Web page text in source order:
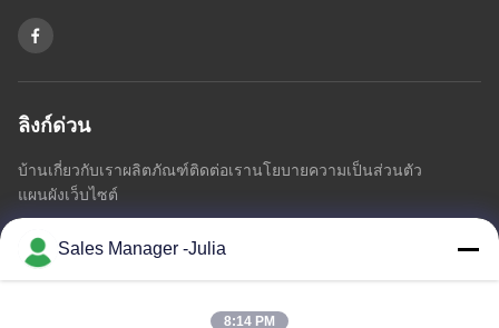
ลิงก์ด่วน
บ้านเกี่ยวกับเราผลิตภัณฑ์ติดต่อเรานโยบายความเป็นส่วนตัว
แผนผังเว็บไซต์
ติดต่อเรา
ที่อยู่:: ชั้น 8/9, A2 ZhongTai Information Industrial Park
Sales Manager -Julia
8:14 PM